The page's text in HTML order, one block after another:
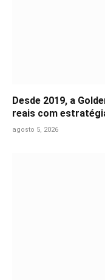
Desde 2019, a
reais com
agosto 5, 2026